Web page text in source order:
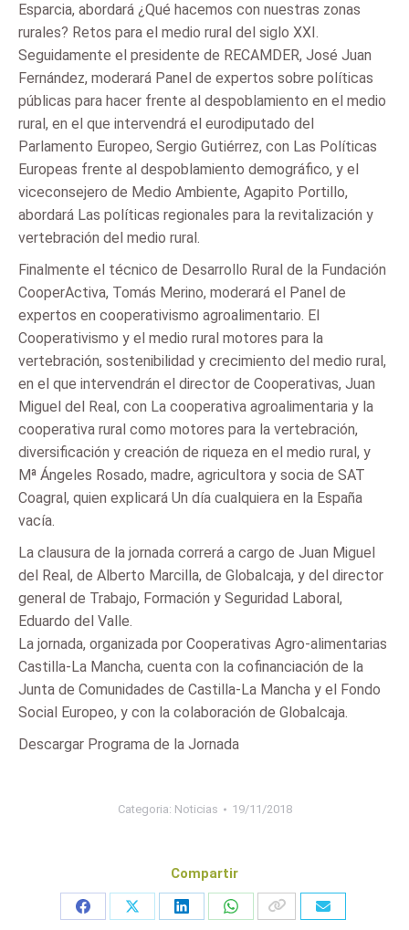
Esparcia, abordará ¿Qué hacemos con nuestras zonas
rurales? Retos para el medio rural del siglo XXI.
Seguidamente el presidente de RECAMDER, José Juan
Fernández, moderará Panel de expertos sobre políticas
públicas para hacer frente al despoblamiento en el medio
rural, en el que intervendrá el eurodiputado del
Parlamento Europeo, Sergio Gutiérrez, con Las Políticas
Europeas frente al despoblamiento demográfico, y el
viceconsejero de Medio Ambiente, Agapito Portillo,
abordará Las políticas regionales para la revitalización y
vertebración del medio rural.
Finalmente el técnico de Desarrollo Rural de la Fundación
CooperActiva, Tomás Merino, moderará el Panel de
expertos en cooperativismo agroalimentario. El
Cooperativismo y el medio rural motores para la
vertebración, sostenibilidad y crecimiento del medio rural,
en el que intervendrán el director de Cooperativas, Juan
Miguel del Real, con La cooperativa agroalimentaria y la
cooperativa rural como motores para la vertebración,
diversificación y creación de riqueza en el medio rural, y
Mª Ángeles Rosado, madre, agricultora y socia de SAT
Coagral, quien explicará Un día cualquiera en la España
vacía.
La clausura de la jornada correrá a cargo de Juan Miguel
del Real, de Alberto Marcilla, de Globalcaja, y del director
general de Trabajo, Formación y Seguridad Laboral,
Eduardo del Valle.
La jornada, organizada por Cooperativas Agro-alimentarias
Castilla-La Mancha, cuenta con la cofinanciación de la
Junta de Comunidades de Castilla-La Mancha y el Fondo
Social Europeo, y con la colaboración de Globalcaja.
Descargar Programa de la Jornada
Categoria: Noticias 19/11/2018
Compartir
Share
Share
Share
Share